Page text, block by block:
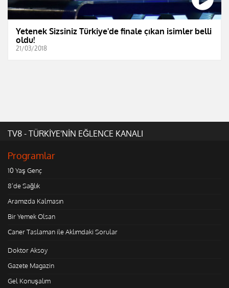
Yetenek Sizsiniz Türkiye'de finale çıkan isimler belli
oldu!
21/03/2018
TV8 - TÜRKİYE'NİN EĞLENCE KANALI
Programlar
10 Yaş Genç
8'de Sağlık
Aramızda Kalmasın
Bir Yemek Olsan
Caner Taslaman ile Aklımdaki Sorular
Doktor Aksoy
Gazete Magazin
Gel Konuşalım